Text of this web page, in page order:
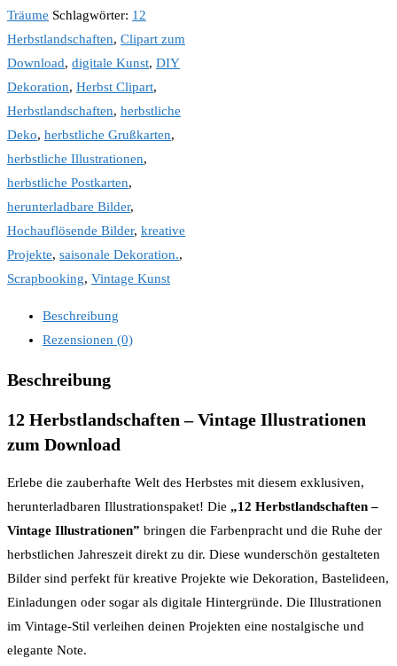
Träume Schlagwörter: 12
Herbstlandschaften, Clipart zum
Download, digitale Kunst, DIY
Dekoration, Herbst Clipart,
Herbstlandschaften, herbstliche
Deko, herbstliche Grußkarten,
herbstliche Illustrationen,
herbstliche Postkarten,
herunterladbare Bilder,
Hochauflösende Bilder, kreative
Projekte, saisonale Dekoration.,
Scrapbooking, Vintage Kunst
Beschreibung
Rezensionen (0)
Beschreibung
12 Herbstlandschaften – Vintage Illustrationen
zum Download
Erlebe die zauberhafte Welt des Herbstes mit diesem exklusiven,
herunterladbaren Illustrationspaket! Die „12 Herbstlandschaften –
Vintage Illustrationen” bringen die Farbenpracht und die Ruhe der
herbstlichen Jahreszeit direkt zu dir. Diese wunderschön gestalteten
Bilder sind perfekt für kreative Projekte wie Dekoration, Bastelideen,
Einladungen oder sogar als digitale Hintergründe. Die Illustrationen
im Vintage-Stil verleihen deinen Projekten eine nostalgische und
elegante Note.